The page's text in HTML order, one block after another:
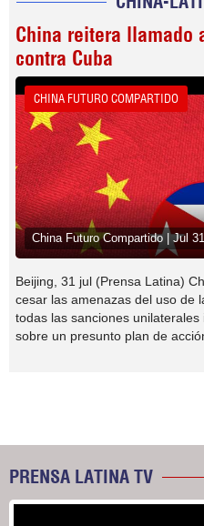
China reitera llamado
contra Cuba
CHINA FUTURO COMPARTIDO
China Futuro Compartido | Jul
Beijing, 31 jul (Prensa Latina)
cesar las amenazas del uso de
todas las sanciones
sobre un presunto plan de
PRENSA LATINA TV